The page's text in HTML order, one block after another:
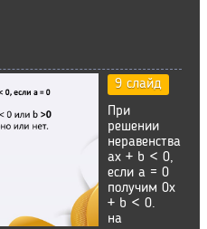
9 слайд
При
решении
неравенства
ax + b < 0,
если а = 0
получим 0x
+ b < 0.
на